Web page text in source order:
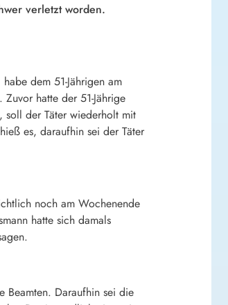
verletzt worden.
dem 51-Jährigen am
hatte der 51-Jährige
soll der Täter wiederholt mit
es, daraufhin sei der Täter
noch am Wochenende
hatte sich damals
Beamten. Daraufhin sei die